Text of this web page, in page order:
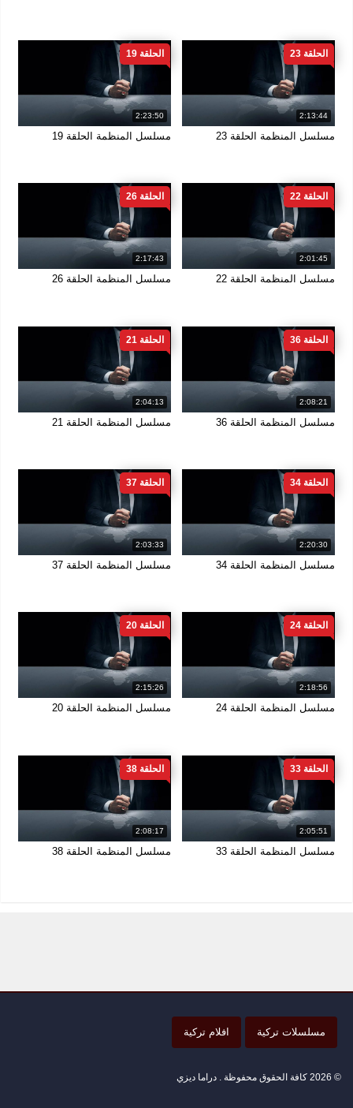
2:13:44
الحلقة 23
مسلسل المنظمة الحلقة 23
2:23:50
الحلقة 19
مسلسل المنظمة الحلقة 19
2:01:45
الحلقة 22
مسلسل المنظمة الحلقة 22
2:17:43
الحلقة 26
مسلسل المنظمة الحلقة 26
2:08:21
الحلقة 36
مسلسل المنظمة الحلقة 36
2:04:13
الحلقة 21
مسلسل المنظمة الحلقة 21
2:20:30
الحلقة 34
مسلسل المنظمة الحلقة 34
2:03:33
الحلقة 37
مسلسل المنظمة الحلقة 37
2:18:56
الحلقة 24
مسلسل المنظمة الحلقة 24
2:15:26
الحلقة 20
مسلسل المنظمة الحلقة 20
2:05:51
الحلقة 33
مسلسل المنظمة الحلقة 33
2:08:17
الحلقة 38
مسلسل المنظمة الحلقة 38
مسلسلات تركية افلام تركية
© 2026 كافة الحقوق محفوظة . دراما ديزي